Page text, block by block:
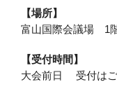
【場所】
富山国際会議場 1
【受付時間】
大会前日 受付はご